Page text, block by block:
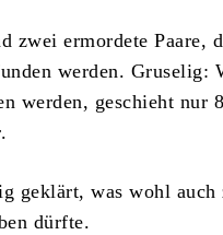
zwei ermordete Paare,
werden. Gruselig:
werden, geschieht nur
geklärt, was wohl
dürfte.